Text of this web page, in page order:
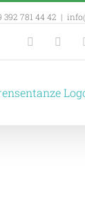
781 44 42 |
Facebook